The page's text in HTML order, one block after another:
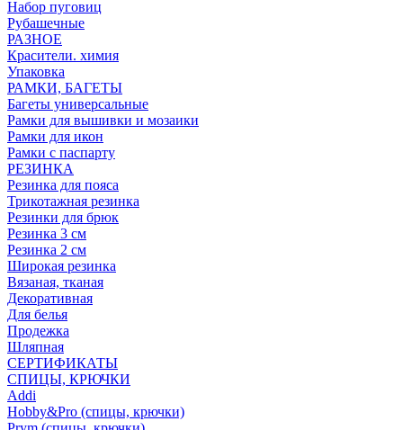
Набор пуговиц
Рубашечные
РАЗНОЕ
Красители. химия
Упаковка
РАМКИ, БАГЕТЫ
Багеты универсальные
Рамки для вышивки и мозаики
Рамки для икон
Рамки с паспарту
РЕЗИНКА
Резинка для пояса
Трикотажная резинка
Резинки для брюк
Резинка 3 см
Резинка 2 см
Широкая резинка
Вязаная, тканая
Декоративная
Для белья
Продежка
Шляпная
СЕРТИФИКАТЫ
СПИЦЫ, КРЮЧКИ
Addi
Hobby&Pro (спицы, крючки)